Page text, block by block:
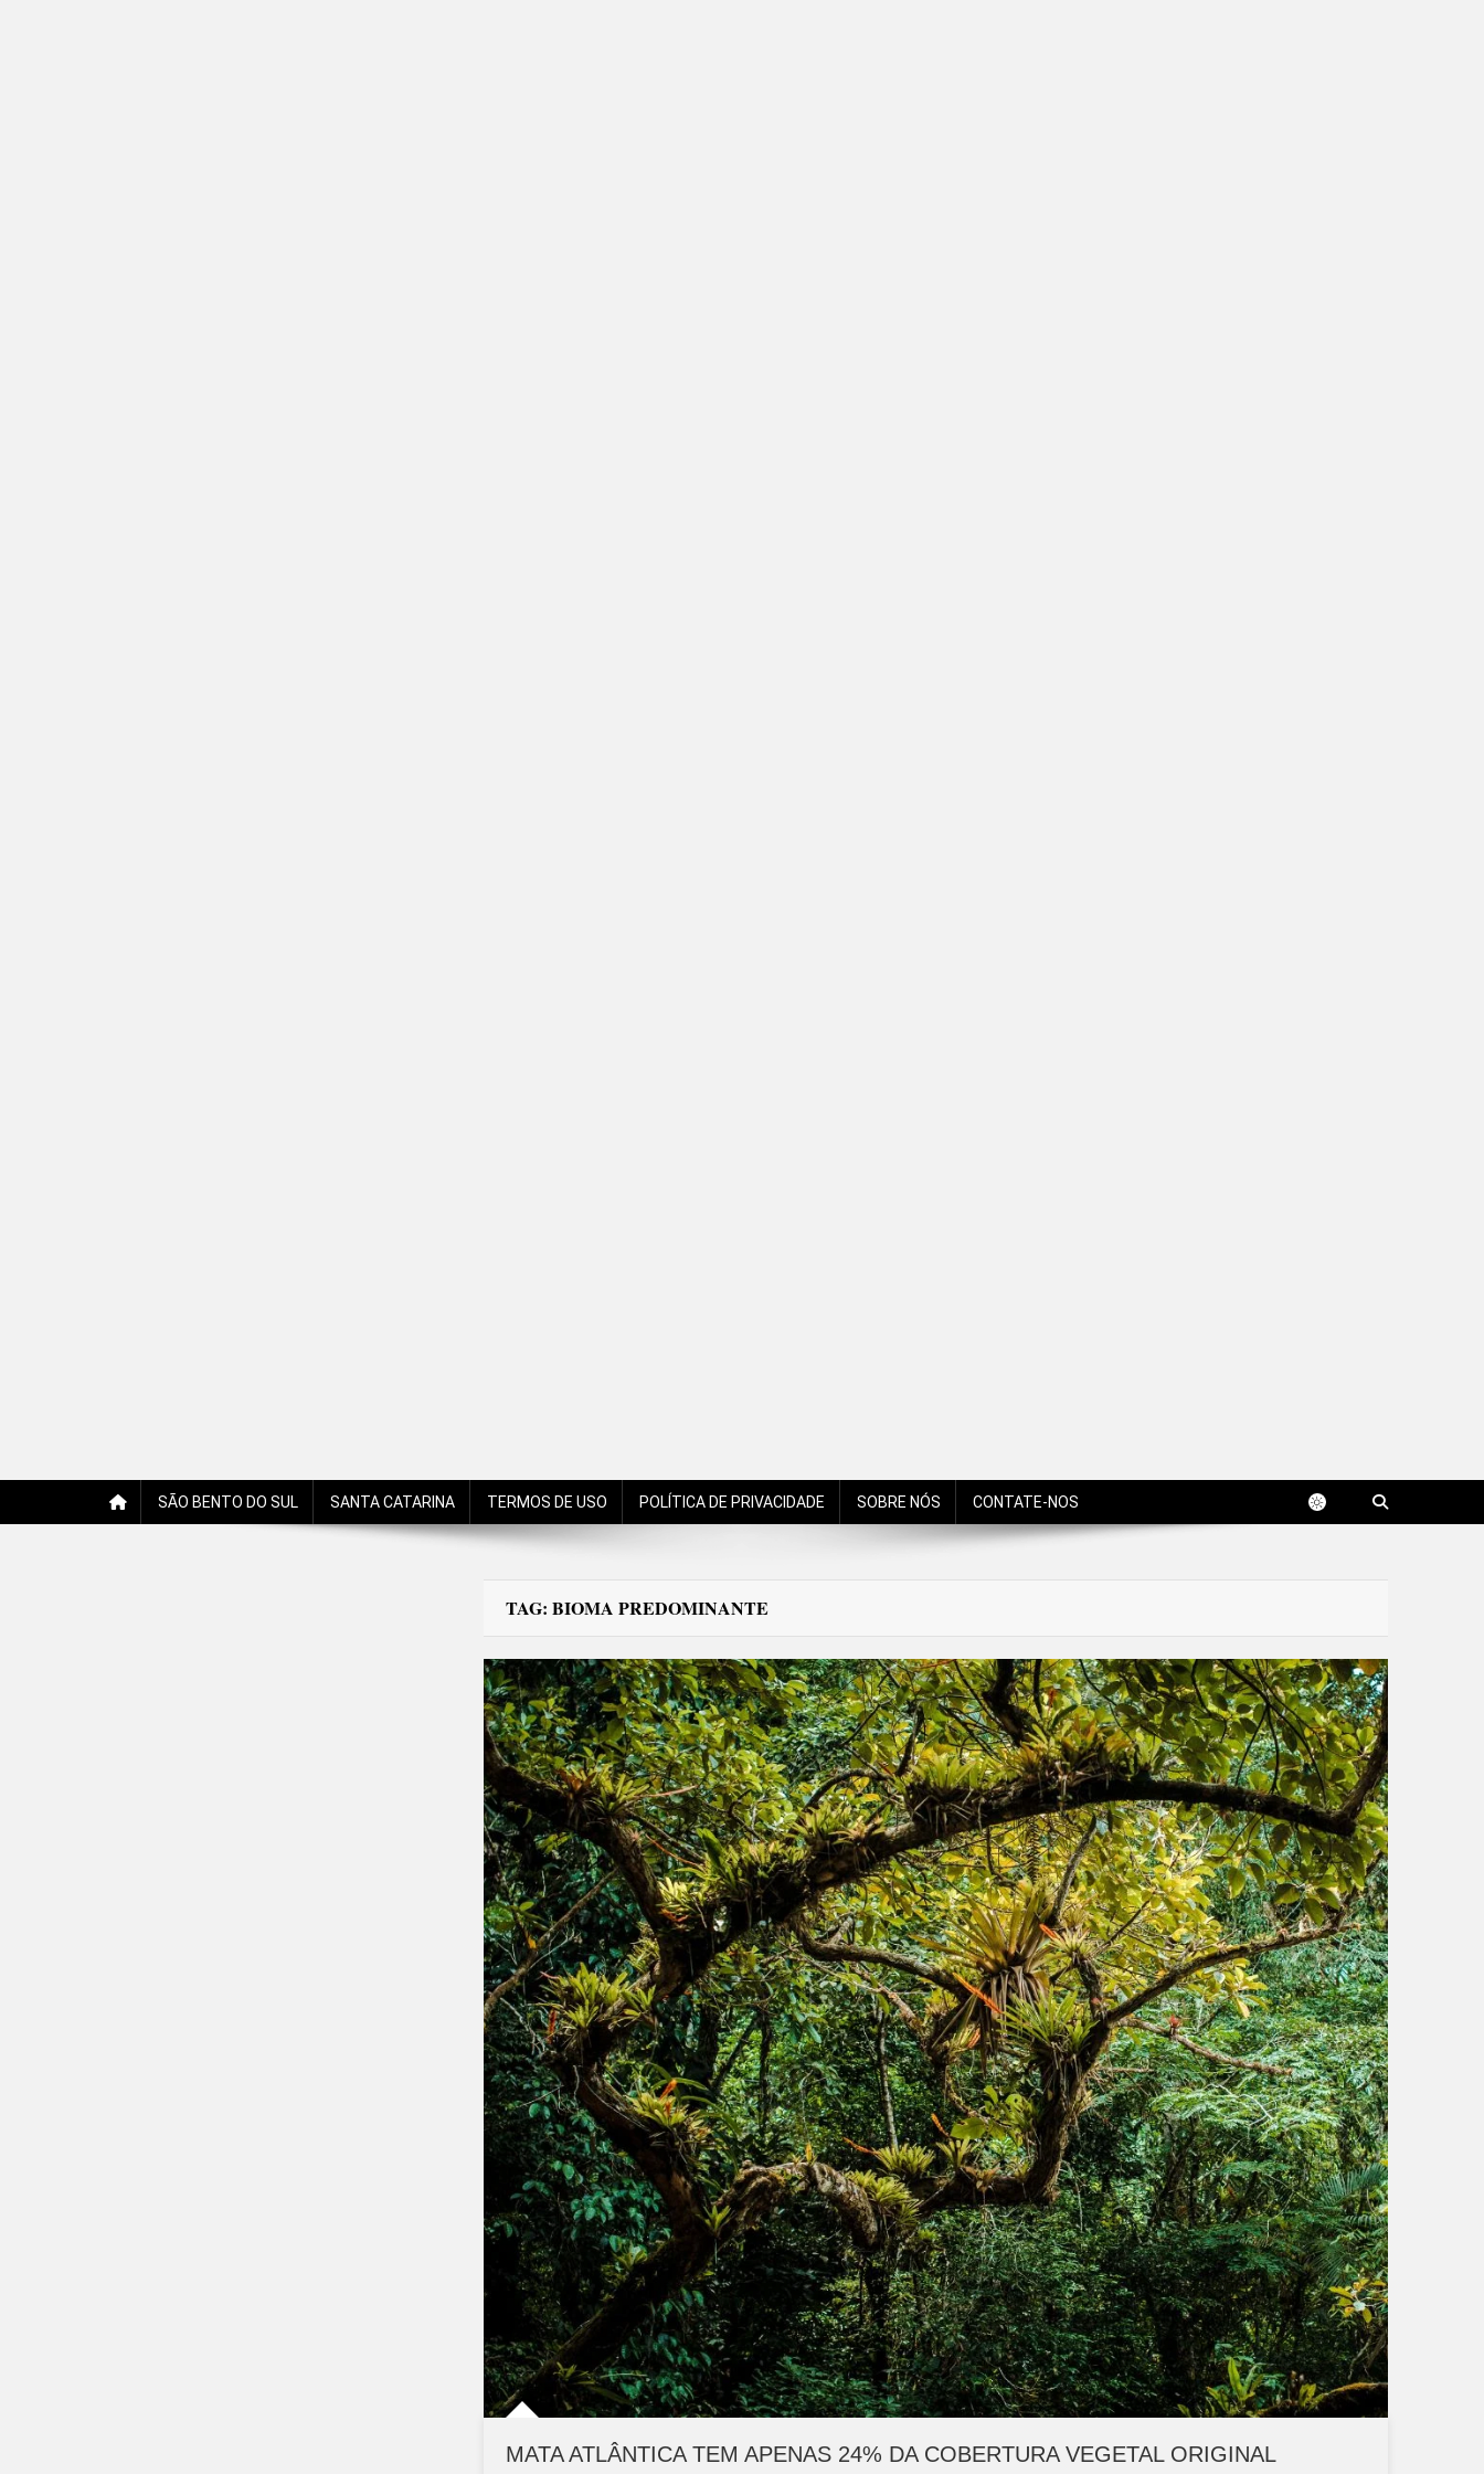
SÃO BENTO DO SUL SANTA CATARINA TERMOS DE USO POLÍTICA DE PRIVACIDADE SOBRE NÓS CONTATE-NOS
TAG: BIOMA PREDOMINANTE
MATA ATLÂNTICA TEM APENAS 24% DA COBERTURA VEGETAL ORIGINAL